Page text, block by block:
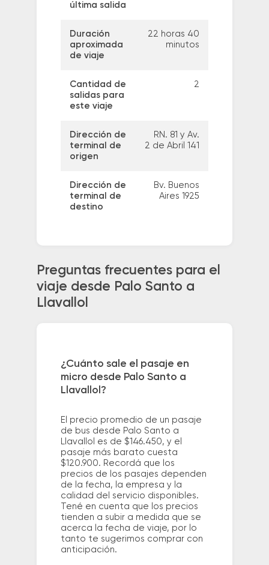
última salida
Duración
aproximada
de viaje
22 horas 40
minutos
Cantidad de
salidas para
este viaje
2
Dirección de
terminal de
origen
RN. 81 y Av.
2 de Abril 141
Dirección de
terminal de
destino
Bv. Buenos
Aires 1925
Preguntas frecuentes para el
viaje desde Palo Santo a
Llavallol
¿Cuánto sale el pasaje en
micro desde Palo Santo a
Llavallol?
El precio promedio de un pasaje
de bus desde Palo Santo a
Llavallol es de $146.450, y el
pasaje más barato cuesta
$120.900. Recordá que los
precios de los pasajes dependen
de la fecha, la empresa y la
calidad del servicio disponibles.
Tené en cuenta que los precios
tienden a subir a medida que se
acerca la fecha de viaje, por lo
tanto te sugerimos comprar con
anticipación.